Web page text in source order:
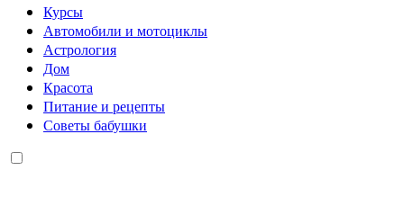
Курсы
Автомобили и мотоциклы
Астрология
Дом
Красота
Питание и рецепты
Советы бабушки